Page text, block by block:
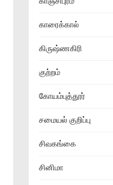
காரைக்கால்
கிருஷ்ணகிரி
குற்றம்
கோயம்புத்தூர்
சமையல் குறிப்பு
சிவகங்கை
சினிமா